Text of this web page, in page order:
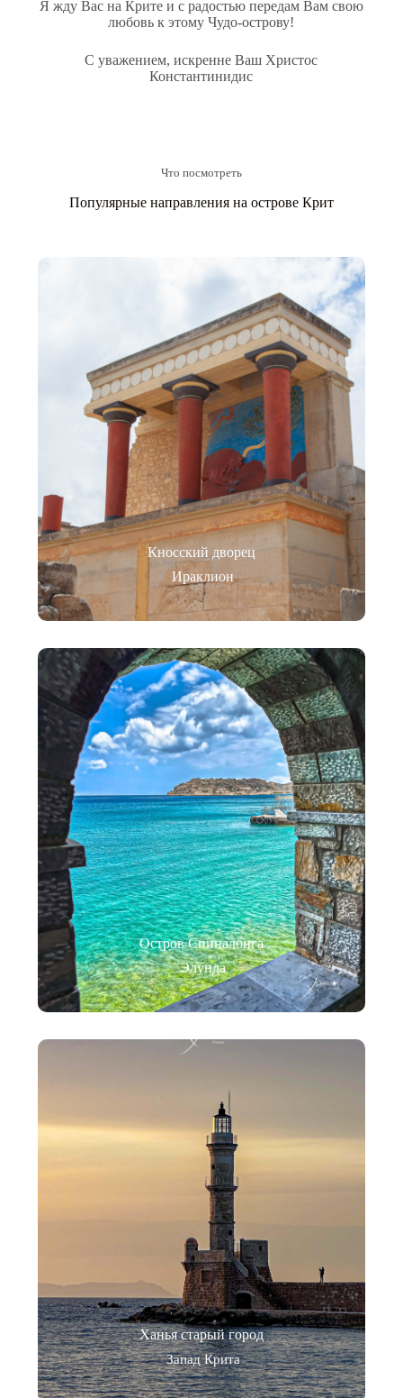
Я жду Вас на Крите и с радостью передам Вам свою
любовь к этому Чудо-острову!
С уважением, искренне Ваш Христос
Константинидис
Что посмотреть
Популярные направления на острове Крит
Кносский дворец
Ираклион
Остров Спиналонга
Элунда
Ханья старый город
Запад Крита